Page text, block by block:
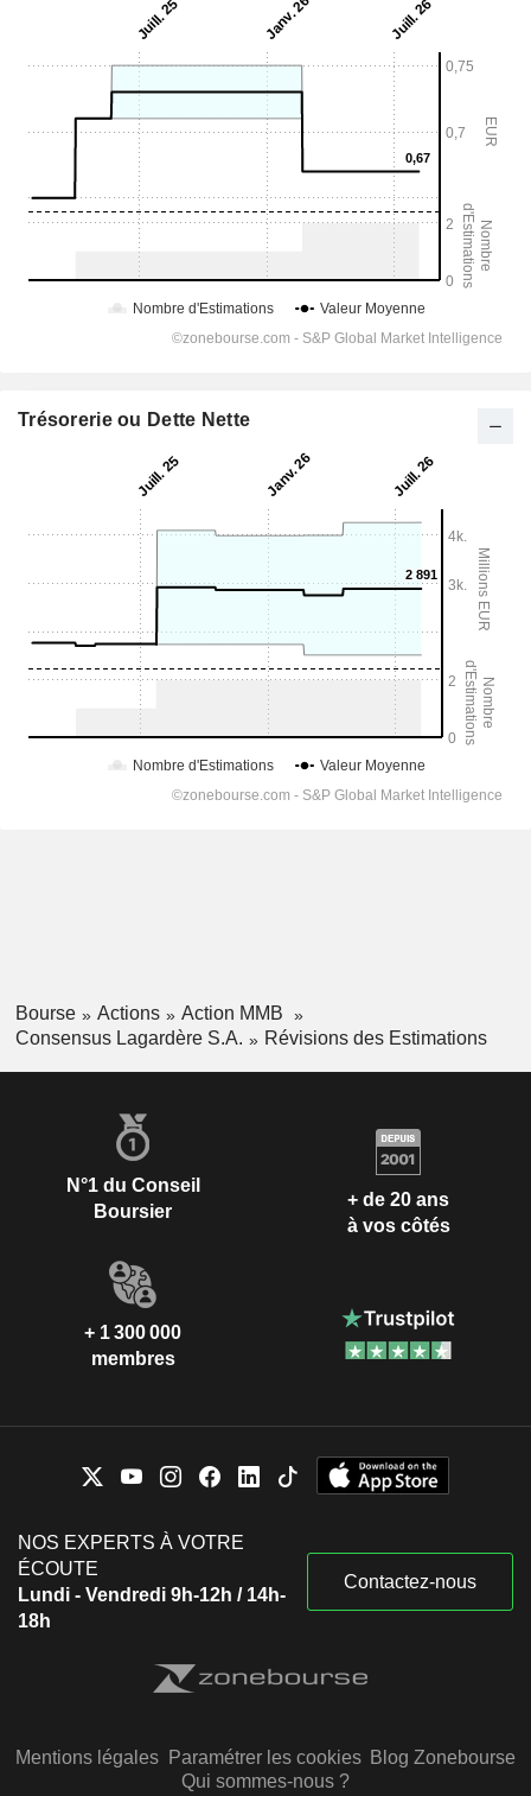
Trésorerie ou Dette Nette
Bourse Actions
Action MMB
Consensus Lagardère S.A.
Révisions des Estimations
N°1 du Conseil
Boursier
+ de 20 ans
à vos côtés
+ 1 300 000
membres
NOS EXPERTS À VOTRE
ÉCOUTE
Lundi - Vendredi 9h-12h / 14h-
18h
Contactez-nous
Mentions légales Paramétrer les cookies Blog Zonebourse
Qui sommes-nous ?